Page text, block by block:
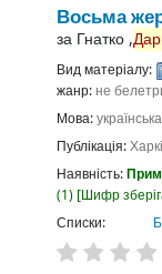
Восьма
за Гнатко ,
Вид матеріалу:
жанр:не
Мова:українська
Публікація:
Наявність:
(1) Шифр
Списки: